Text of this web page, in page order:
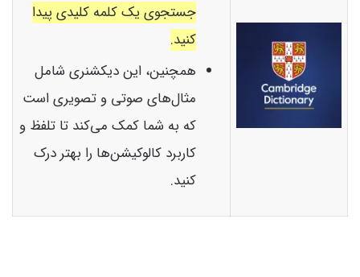
جستجوی یک کلمه کلیدی پیدا
کنید.
همچنین، این دیکشنری شامل
مثال‌های صوتی و تصویری است
که به شما کمک می‌کند تا تلفظ و
کاربرد کالوکیشن‌ها را بهتر درک
کنید.